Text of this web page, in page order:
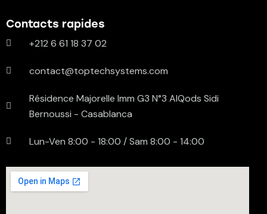
Contacts rapides
+212 6 61 18 37 02
contact@toptechsystems.com
Résidence Majorelle Imm G3 N°3 AlQods Sidi
Bernoussi - Casablanca
Lun-Ven 8:00 - 18:00 / Sam 8:00 - 14:00